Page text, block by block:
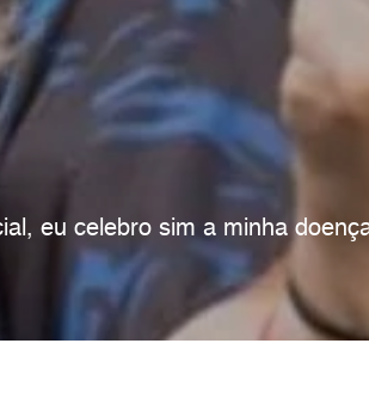
eu celebro sim a minha